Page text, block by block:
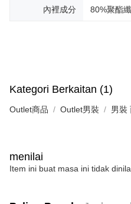
內裡成分 80%聚酯
Kategori Berkaitan (1)
Outlet商品 Outlet男裝 男裝
menilai
Item ini buat masa ini tidak